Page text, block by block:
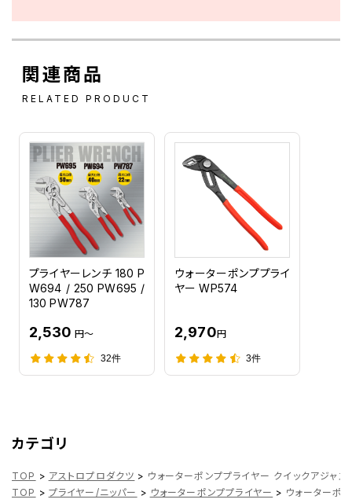
関連商品
RELATED PRODUCT
プライヤーレンチ 180 P
W694 / 250 PW695 /
130 PW787
2,530 円～
32件
ウォーターポンププライ
ヤー WP574
2,970円
3件
カテゴリ
TOP > アストロプロダクツ > ウォーターポンププライヤー クイックアジ
TOP > プライヤー/ニッパー > ウォーターポンププライヤー > ウォーターポ